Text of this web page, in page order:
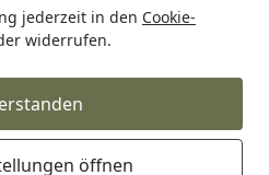
jederzeit in den Cookie-
widerrufen.
öffnen
Hartje Damen
Snap Wrap